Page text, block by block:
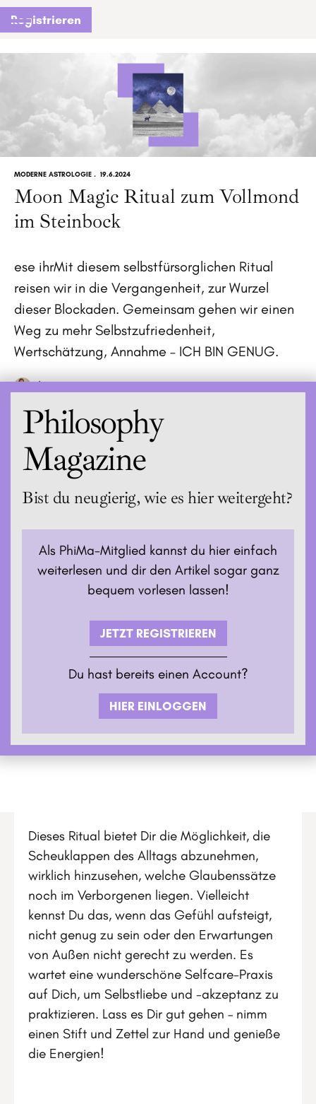
Registrieren
MODERNE ASTROLOGIE . 19.6.2024
Moon Magic Ritual zum Vollmond
im Steinbock
ese ihrMit diesem selbstfürsorglichen Ritual
reisen wir in die Vergangenheit, zur Wurzel
dieser Blockaden. Gemeinsam gehen wir einen
Weg zu mehr Selbstzufriedenheit,
Wertschätzung, Annahme – ICH BIN GENUG.
Lisa
Philosophy
Magazine
Bist du neugierig, wie es hier weitergeht?
Als PhiMa-Mitglied kannst du hier einfach
weiterlesen und dir den Artikel sogar ganz
bequem vorlesen lassen!
JETZT REGISTRIEREN
Du hast bereits einen Account?
HIER EINLOGGEN
Dieses Ritual bietet Dir die Möglichkeit, die
Scheuklappen des Alltags abzunehmen,
wirklich hinzusehen, welche Glaubenssätze
noch im Verborgenen liegen. Vielleicht
kennst Du das, wenn das Gefühl aufsteigt,
nicht genug zu sein oder den Erwartungen
von Außen nicht gerecht zu werden. Es
wartet eine wunderschöne Selfcare-Praxis
auf Dich, um Selbstliebe und -akzeptanz zu
praktizieren. Lass es Dir gut gehen – nimm
einen Stift und Zettel zur Hand und genieße
die Energien!